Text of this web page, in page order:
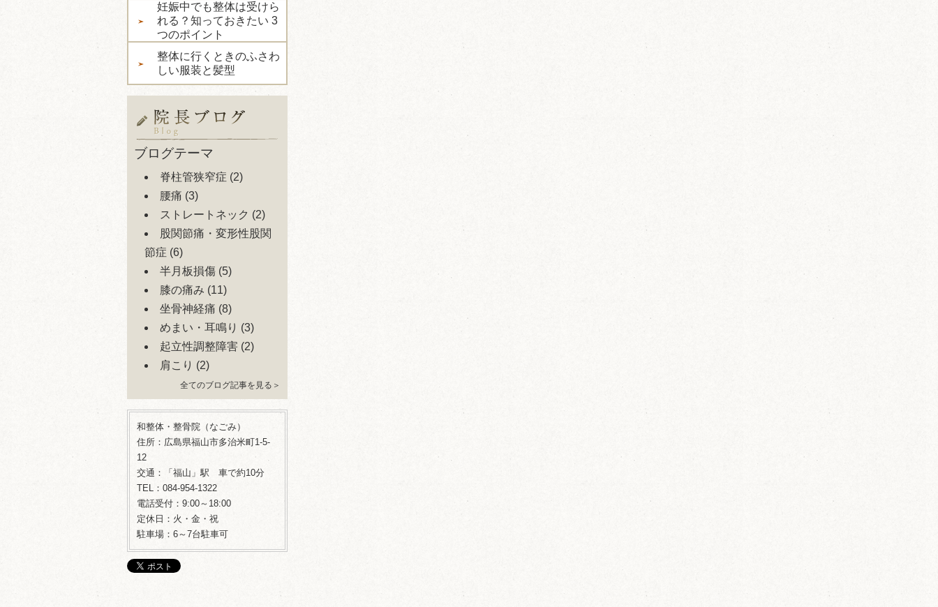
妊娠中でも整体は受けら
れる？知っておきたい 3
つのポイント
整体に行くときのふさわ
しい服装と髪型
ブログテーマ
脊柱管狭窄症 (2)
腰痛 (3)
ストレートネック (2)
股関節痛・変形性股関
節症 (6)
半月板損傷 (5)
膝の痛み (11)
坐骨神経痛 (8)
めまい・耳鳴り (3)
起立性調整障害 (2)
肩こり (2)
全てのブログ記事を見る＞
和整体・整骨院（なごみ）
住所：広島県福山市多治米町1-5-
12
交通：「福山」駅 車で約10分
TEL：084-954-1322
電話受付：9:00～18:00
定休日：火・金・祝
駐車場：6～7台駐車可